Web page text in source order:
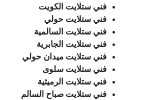
فني ستلايت الكويت
فني ستلايت حولي
فني ستلايت السالمية
فني ستلايت الجابرية
فني ستلايت ميدان حولي
فني ستلايت سلوى
فني ستلايت الرميثية
فني ستلايت صباح السالم